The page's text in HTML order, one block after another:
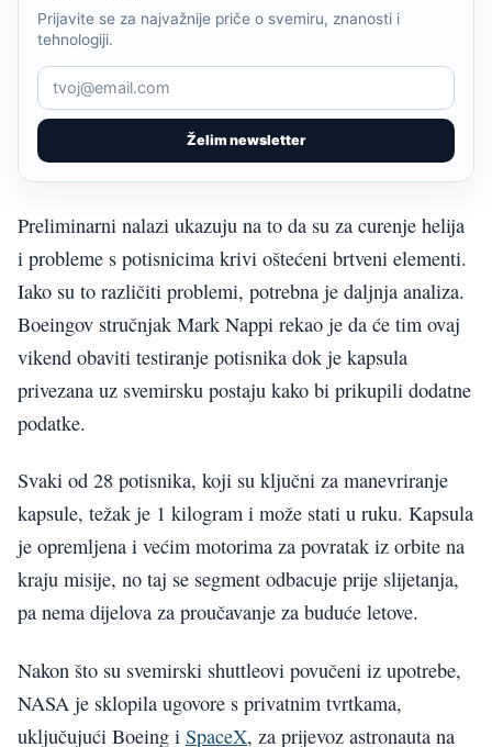
Želim newsletter
Prijavite se za najvažnije priče o svemiru, znanosti i
tehnologiji.
Preliminarni nalazi ukazuju na to da su za curenje helija
i probleme s potisnicima krivi oštećeni brtveni elementi.
Iako su to različiti problemi, potrebna je daljnja analiza.
Boeingov stručnjak Mark Nappi rekao je da će tim ovaj
vikend obaviti testiranje potisnika dok je kapsula
privezana uz svemirsku postaju kako bi prikupili dodatne
podatke.
Svaki od 28 potisnika, koji su ključni za manevriranje
kapsule, težak je 1 kilogram i može stati u ruku. Kapsula
je opremljena i većim motorima za povratak iz orbite na
kraju misije, no taj se segment odbacuje prije slijetanja,
pa nema dijelova za proučavanje za buduće letove.
Nakon što su svemirski shuttleovi povučeni iz upotrebe,
NASA je sklopila ugovore s privatnim tvrtkama,
uključujući Boeing i SpaceX, za prijevoz astronauta na